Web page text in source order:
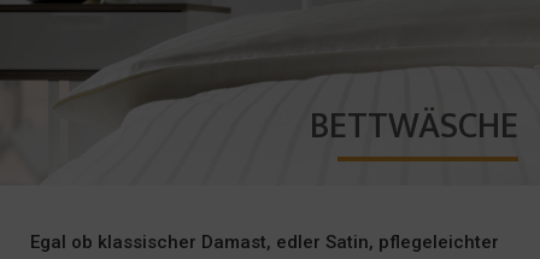
BETTWÄSCHE
Egal ob klassischer Damast, edler Satin, pflegeleichter